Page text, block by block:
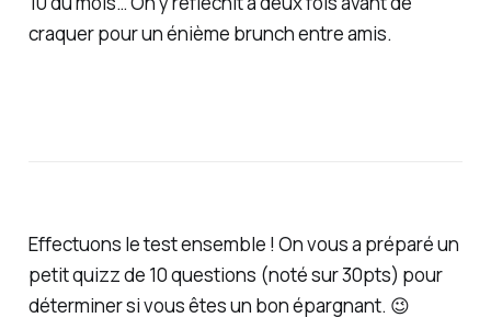
craquer pour un énième brunch entre amis.
Effectuons le test ensemble ! On vous a préparé un
petit quizz de 10 questions (noté sur 30pts) pour
déterminer si vous êtes un bon épargnant. 😉